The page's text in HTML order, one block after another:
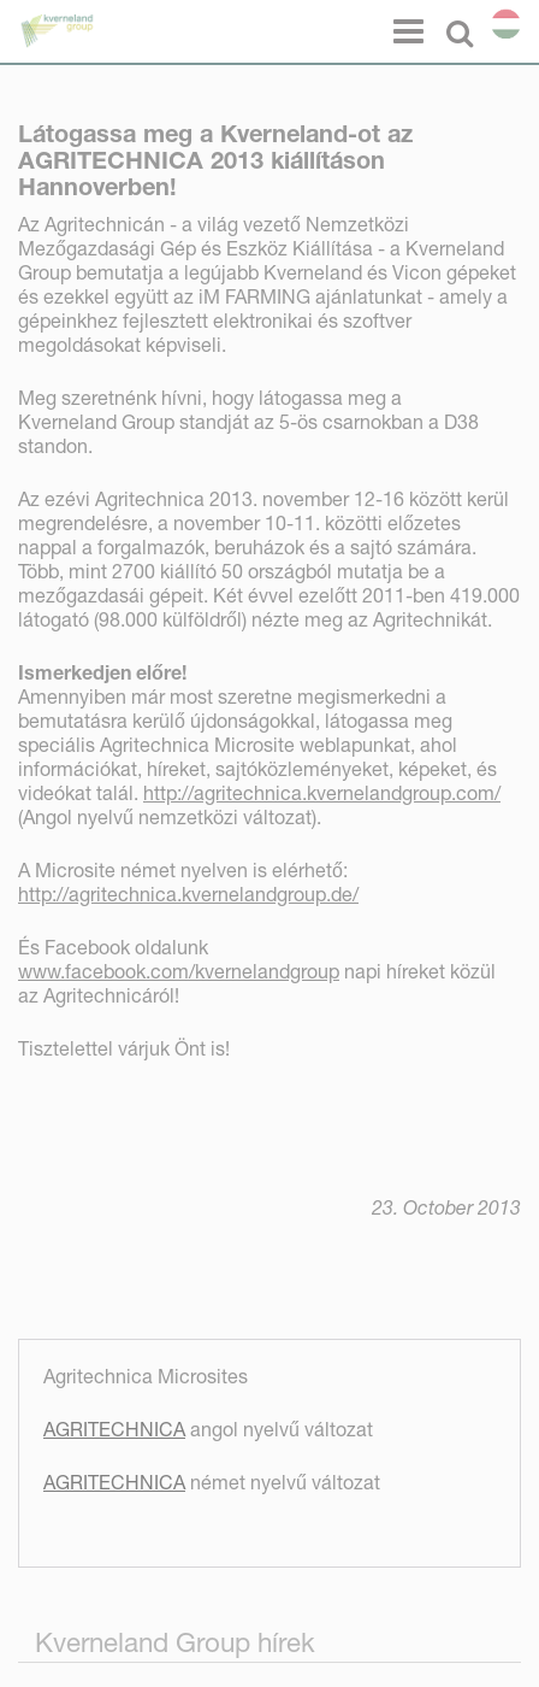
Select
Menu
Látogassa meg a Kverneland-ot az
AGRITECHNICA 2013 kiállításon
Hannoverben!
Az Agritechnicán - a világ vezető Nemzetközi
Mezőgazdasági Gép és Eszköz Kiállítása - a Kverneland
Group bemutatja a legújabb Kverneland és Vicon gépeket
és ezekkel együtt az iM FARMING ajánlatunkat - amely a
gépeinkhez fejlesztett elektronikai és szoftver
megoldásokat képviseli.
Meg szeretnénk hívni, hogy látogassa meg a
Kverneland Group standját az 5-ös csarnokban a D38
standon.
Az ezévi Agritechnica 2013. november 12-16 között kerül
megrendelésre, a november 10-11. közötti előzetes
nappal a forgalmazók, beruházok és a sajtó számára.
Több, mint 2700 kiállító 50 országból mutatja be a
mezőgazdasái gépeit. Két évvel ezelőtt 2011-ben 419.000
látogató (98.000 külföldről) nézte meg az Agritechnikát.
Ismerkedjen előre!
Amennyiben már most szeretne megismerkedni a
bemutatásra kerülő újdonságokkal, látogassa meg
speciális Agritechnica Microsite weblapunkat, ahol
információkat, híreket, sajtóközleményeket, képeket, és
videókat talál. http://agritechnica.kvernelandgroup.com/
(Angol nyelvű nemzetközi változat).
A Microsite német nyelven is elérhető:
http://agritechnica.kvernelandgroup.de/
És Facebook oldalunk
www.facebook.com/kvernelandgroup napi híreket közül
az Agritechnicáról!
Tisztelettel várjuk Önt is!
23. October 2013
Agritechnica Microsites
AGRITECHNICAangol nyelvű változat
AGRITECHNICAnémet nyelvű változat
Kverneland Group hírek
Süti preferenciák